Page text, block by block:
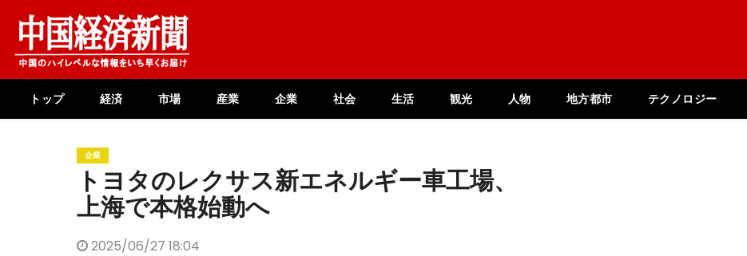
content
トップ 経済 市場 産業 企業 社会 生活 観光 人物 地方都市 テクノロジー
企業
トヨタのレクサス新エネルギー車工場、
上海で本格始動へ
2025/06/27 18:04